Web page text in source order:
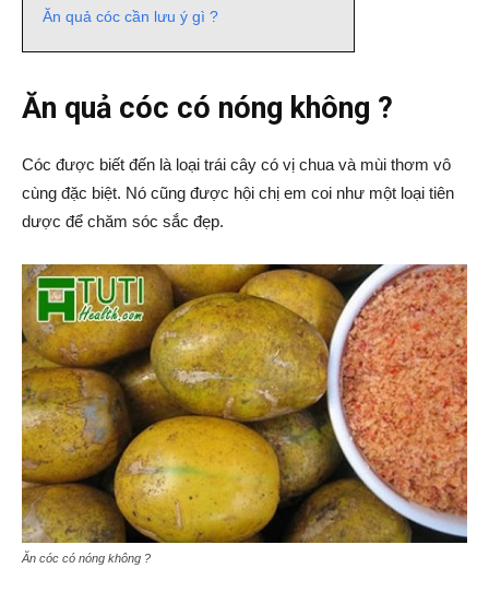
Ăn quả cóc cần lưu ý gì ?
Ăn quả cóc có nóng không ?
Cóc được biết đến là loại trái cây có vị chua và mùi thơm vô
cùng đặc biệt. Nó cũng được hội chị em coi như một loại tiên
dược để chăm sóc sắc đẹp.
Ăn cóc có nóng không ?